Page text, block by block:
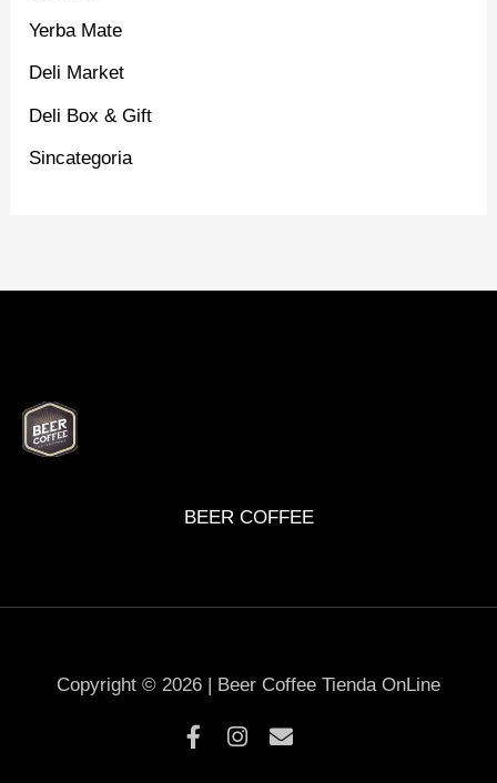
Yerba Mate
Deli Market
Deli Box & Gift
Sincategoria
BEER COFFEE
Copyright © 2026 | Beer Coffee Tienda OnLine